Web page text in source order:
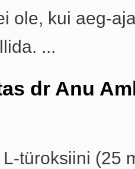
ole, kui aeg-
...
dr Anu
türoksiini (25